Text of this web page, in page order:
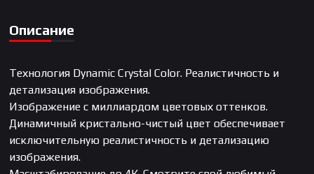
Описание
Технология Dynamic Crystal Color. Реалистичность и
детализация изображения.
Изображение с миллиардом цветовых оттенков.
Динамичный кристально-чистый цвет обеспечивает
исключительную реалистичность и детализацию
изображения.